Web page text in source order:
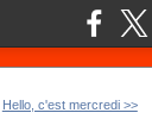
Hello, c'est mercredi >>